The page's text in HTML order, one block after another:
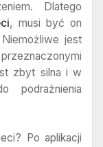
Dlatego
, musi być on
jest
zbyt silna i w
podrażnienia
Po aplikacji